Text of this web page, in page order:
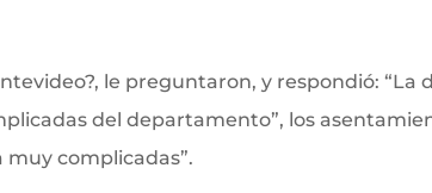
le preguntaron, y respondió: “La
del departamento”, los
complicadas”.